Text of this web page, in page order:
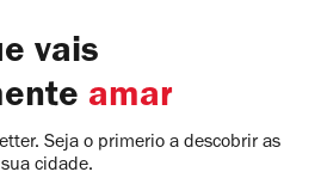
vais
amar
Seja o primerio a descobrir as
cidade.